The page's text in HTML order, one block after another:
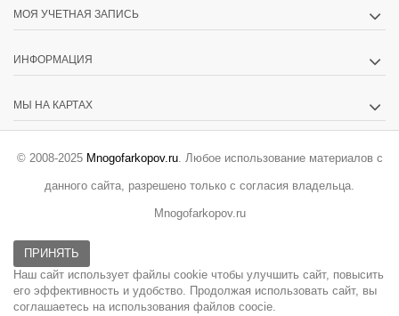
МОЯ УЧЕТНАЯ ЗАПИСЬ
ИНФОРМАЦИЯ
МЫ НА КАРТАХ
© 2008-2025 Mnogofarkopov.ru. Любое использование материалов с
данного сайта, разрешено только с согласия владельца.
Mnogofarkopov.ru
ПРИНЯТЬ
Наш сайт использует файлы cookie чтобы улучшить сайт, повысить
его эффективность и удобство. Продолжая использовать сайт, вы
соглашаетесь на использования файлов coocie.